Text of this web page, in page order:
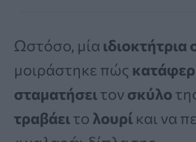
Ωστόσο, μία ιδιοκτήτρια
μοιράστηκε πώς
σταματήσειτον σκύλο
τραβάειτο λουρί και να